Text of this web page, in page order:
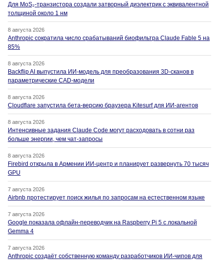
Для MoS₂-транзистора создали затворный диэлектрик с эквивалентной
толщиной около 1 нм
8 августа 2026
Anthropic сократила число срабатываний биофильтра Claude Fable 5 на
85%
8 августа 2026
Backflip AI выпустила ИИ-модель для преобразования 3D-сканов в
параметрические CAD-модели
8 августа 2026
Cloudflare запустила бета-версию браузера Kitesurf для ИИ-агентов
8 августа 2026
Интенсивные задания Claude Code могут расходовать в сотни раз
больше энергии, чем чат-запросы
8 августа 2026
Firebird открыла в Армении ИИ-центр и планирует развернуть 70 тысяч
GPU
7 августа 2026
Airbnb протестирует поиск жилья по запросам на естественном языке
7 августа 2026
Google показала офлайн-переводчик на Raspberry Pi 5 с локальной
Gemma 4
7 августа 2026
Anthropic создаёт собственную команду разработчиков ИИ-чипов для